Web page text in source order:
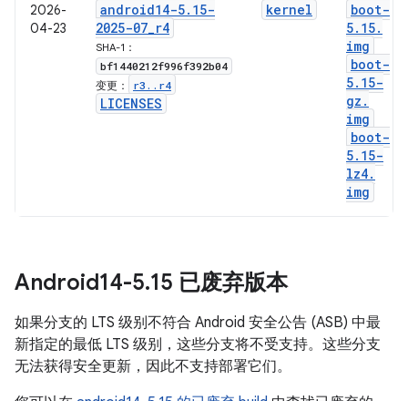
2026-
04-23
android14-5. 15-
2025-07_r4
SHA-1：
bf1440212f996f392b04
变更： r3 . . r4
LICENSES
kernel
boot-
5. 15.
img
boot-
5. 15-
gz .
img
boot-
5. 15-
lz4.
img
Android14-5.15 已废弃版本
如果分支的 LTS 级别不符合 Android 安全公告 (ASB) 中最
新指定的最低 LTS 级别，这些分支将不受支持。这些分支
无法获得安全更新，因此不支持部署它们。